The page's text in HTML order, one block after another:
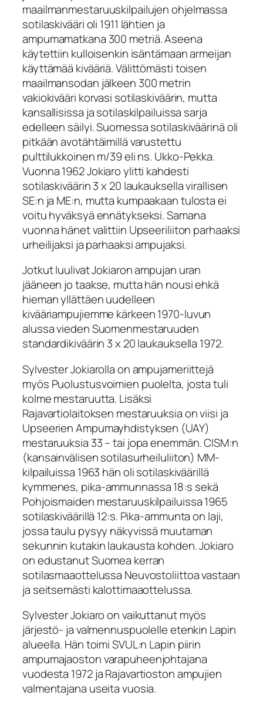
maailmanmestaruuskilpailujen ohjelmassa
sotilaskivääri oli 1911 lähtien ja
ampumamatkana 300 metriä. Aseena
käytettiin kulloisenkin isäntämaan armeijan
käyttämää kivääriä. Välittömästi toisen
maailmansodan jälkeen 300 metrin
vakiokivääri korvasi sotilaskiväärin, mutta
kansallisissa ja sotilaskilpailuissa sarja
edelleen säilyi. Suomessa sotilaskiväärinä oli
pitkään avotähtäimillä varustettu
pulttilukkoinen m/39 eli ns. Ukko-Pekka.
Vuonna 1962 Jokiaro ylitti kahdesti
sotilaskiväärin 3 x 20 laukauksella virallisen
SE:n ja ME:n, mutta kumpaakaan tulosta ei
voitu hyväksyä ennätykseksi. Samana
vuonna hänet valittiin Upseeriliiton parhaaksi
urheilijaksi ja parhaaksi ampujaksi.
Jotkut luulivat Jokiaron ampujan uran
jääneen jo taakse, mutta hän nousi ehkä
hieman yllättäen uudelleen
kivääriampujiemme kärkeen 1970-luvun
alussa vieden Suomenmestaruuden
standardikiväärin 3 x 20 laukauksella 1972.
Sylvester Jokiarolla on ampujameriittejä
myös Puolustusvoimien puolelta, josta tuli
kolme mestaruutta. Lisäksi
Rajavartiolaitoksen mestaruuksia on viisi ja
Upseerien Ampumayhdistyksen (UAY)
mestaruuksia 33 – tai jopa enemmän. CISM:n
(kansainvälisen sotilasurheiluliiton) MM-
kilpailuissa 1963 hän oli sotilaskiväärillä
kymmenes, pika-ammunnassa 18:s sekä
Pohjoismaiden mestaruuskilpailuissa 1965
sotilaskiväärillä 12:s. Pika-ammunta on laji,
jossa taulu pysyy näkyvissä muutaman
sekunnin kutakin laukausta kohden. Jokiaro
on edustanut Suomea kerran
sotilasmaaottelussa Neuvostoliittoa vastaan
ja seitsemästi kalottimaaottelussa.
Sylvester Jokiaro on vaikuttanut myös
järjestö- ja valmennuspuolelle etenkin Lapin
alueella. Hän toimi SVUL:n Lapin piirin
ampumajaoston varapuheenjohtajana
vuodesta 1972 ja Rajavartioston ampujien
valmentajana useita vuosia.